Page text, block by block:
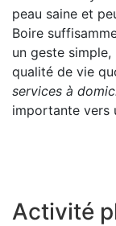
peau saine et
Boire
un geste
qualité de vie
services à
importante vers
Activité